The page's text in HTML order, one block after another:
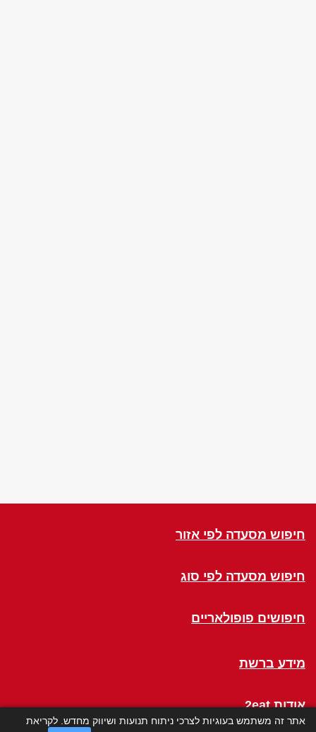
חיפוש מסעדה לפי אזור
חיפוש מסעדה לפי סוג
חיפושים פופולאריים
מידע ברשת
אודות 2eat
אתר זה משתמש בעוגיות לצרכי ניתוח תנועות ושיווק מחדש. לקריאת